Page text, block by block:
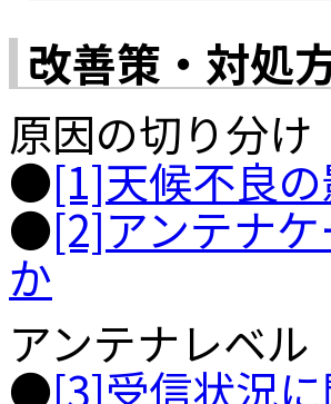
改善策・対処
原因の切り分け
●[1]天候不良
●[2]アンテナ
か
アンテナレベ
●[3]受信状況